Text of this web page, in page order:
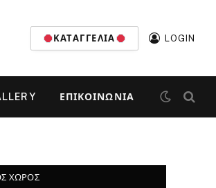
ΚΑΤΑΓΓΕΛΊΑ LOGIN
ΕΠΙΚΟΙΝΩΝΊΑ
ΧΏΡΟΣ